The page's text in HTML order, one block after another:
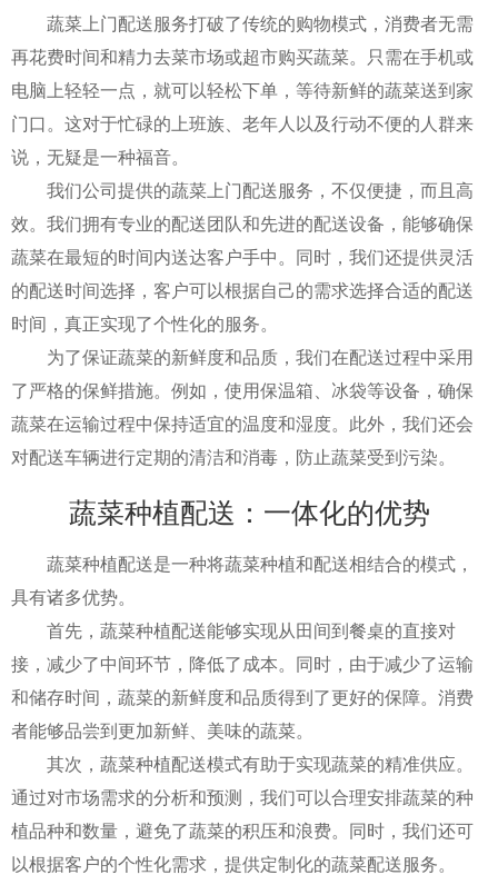
蔬菜上门配送服务打破了传统的购物模式，消费者无需
再花费时间和精力去菜市场或超市购买蔬菜。只需在手机或
电脑上轻轻一点，就可以轻松下单，等待新鲜的蔬菜送到家
门口。这对于忙碌的上班族、老年人以及行动不便的人群来
说，无疑是一种福音。
我们公司提供的蔬菜上门配送服务，不仅便捷，而且高
效。我们拥有专业的配送团队和先进的配送设备，能够确保
蔬菜在最短的时间内送达客户手中。同时，我们还提供灵活
的配送时间选择，客户可以根据自己的需求选择合适的配送
时间，真正实现了个性化的服务。
为了保证蔬菜的新鲜度和品质，我们在配送过程中采用
了严格的保鲜措施。例如，使用保温箱、冰袋等设备，确保
蔬菜在运输过程中保持适宜的温度和湿度。此外，我们还会
对配送车辆进行定期的清洁和消毒，防止蔬菜受到污染。
蔬菜种植配送：一体化的优势
蔬菜种植配送是一种将蔬菜种植和配送相结合的模式，
具有诸多优势。
首先，蔬菜种植配送能够实现从田间到餐桌的直接对
接，减少了中间环节，降低了成本。同时，由于减少了运输
和储存时间，蔬菜的新鲜度和品质得到了更好的保障。消费
者能够品尝到更加新鲜、美味的蔬菜。
其次，蔬菜种植配送模式有助于实现蔬菜的精准供应。
通过对市场需求的分析和预测，我们可以合理安排蔬菜的种
植品种和数量，避免了蔬菜的积压和浪费。同时，我们还可
以根据客户的个性化需求，提供定制化的蔬菜配送服务。